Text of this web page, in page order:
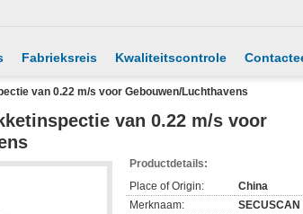
Fabrieksreis Kwaliteitscontrole
van 0.22 m/s voor Gebouwen/Luchthavens
van 0.22 m/s voor
Productdetails:
Place of Origin:
China
Merknaam:
SECUSCAN